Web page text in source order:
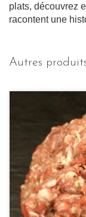
plats, découvrez
racontent une
Autres